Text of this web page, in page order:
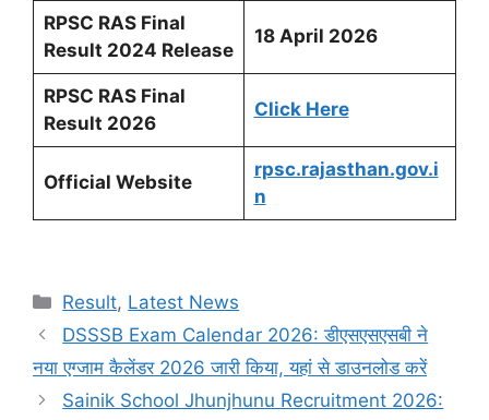
RPSC RAS Final
Result 2024 Release
18 April 2026
RPSC RAS Final
Result 2026
Click Here
Official Website
rpsc.rajasthan.gov.i
n
Categories
Result, Latest News
DSSSB Exam Calendar 2026: डीएसएसएसबी ने
नया एग्जाम कैलेंडर 2026 जारी किया, यहां से डाउनलोड करें
Sainik School Jhunjhunu Recruitment 2026: